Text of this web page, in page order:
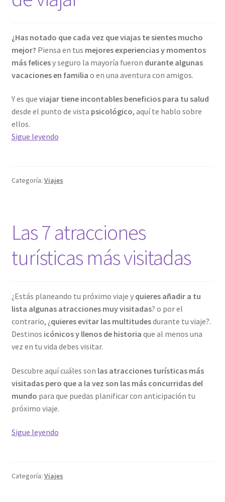
¿Has notado que cada vez que viajas te sientes mucho
mejor? Piensa en tus mejores experiencias y momentos
más felicesy seguro la mayoría fueron durante algunas
vacaciones en familia o en una aventura con amigos.
Y es que viajar tiene incontables beneficios para tu salud
desde el punto de vista psicológico, aquí te hablo sobre
ellos.
Sigue leyendo7
viajar
Categoría: Viajes
Las 7 atracciones
turísticas más visitadas
¿Estás planeando tu próximo viaje yquieres añadir a tu
lista algunas atracciones muy visitadas? o por el
contrario, ¿quieres evitar las multitudesdurante tu viaje?.
Destinos icónicos y llenos de historia que al menos una
vez en tu vida debes visitar.
Descubre aquí cuáles son las atracciones turísticas más
visitadas pero que a la vez son las más concurridas del
mundo para que puedas planificar con anticipación tu
próximo viaje.
Sigue leyendoLas
más
Categoría: Viajes